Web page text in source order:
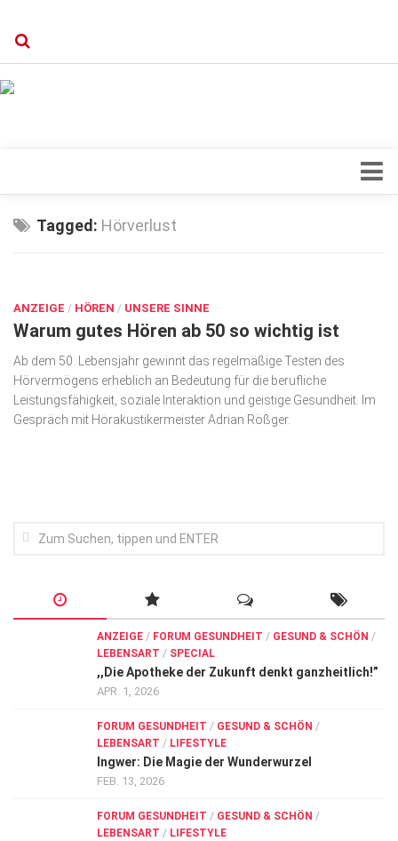
Orthopädie
Schönheit & Wohlbefinden
Special
Wirtschaft, Recht, Finanzen
Sehen
Kampf gegen Krebs
Tagged: Hörverlust
ANZEIGE / HÖREN / UNSERE SINNE
Warum gutes Hören ab 50 so wichtig ist
Ab dem 50. Lebensjahr gewinnt das regelmäßige Testen des
Hörvermögens erheblich an Bedeutung für die berufliche
Leistungsfähigkeit, soziale Inter­aktion und geistige Gesundheit. Im
Gespräch mit Hörakustiker­meister Adrian Rößger.
ANZEIGE / FORUM GESUNDHEIT / GESUND & SCHÖN /
LEBENSART / SPECIAL
,,Die Apotheke der Zukunft denkt ganzheitlich!”
APR. 1, 2026
FORUM GESUNDHEIT / GESUND & SCHÖN /
LEBENSART / LIFESTYLE
Ingwer: Die Magie der Wunderwurzel
FEB. 13, 2026
FORUM GESUNDHEIT / GESUND & SCHÖN /
LEBENSART / LIFESTYLE